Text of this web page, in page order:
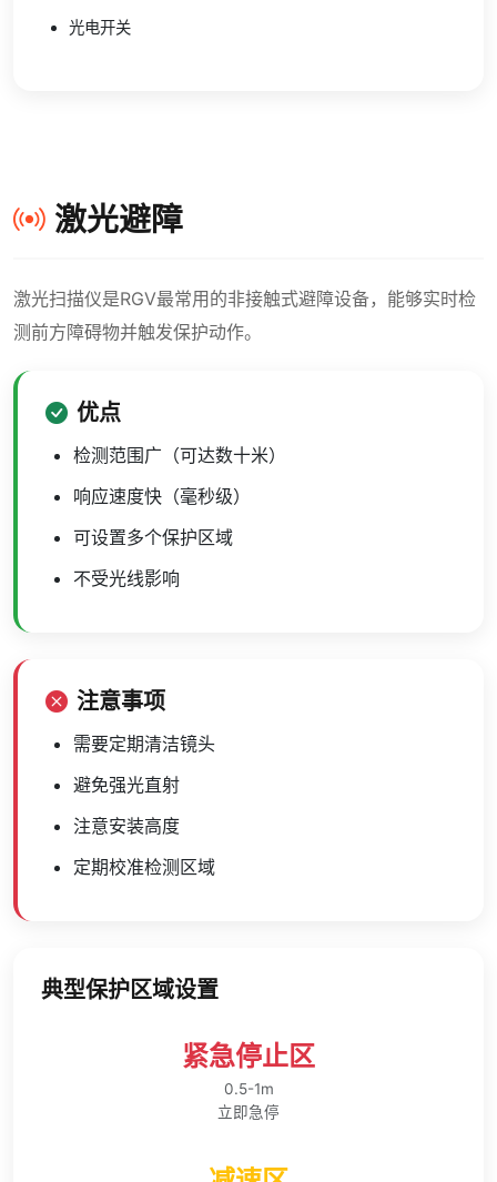
光电开关
激光避障
激光扫描仪是RGV最常用的非接触式避障设备，能够实时检
测前方障碍物并触发保护动作。
优点
检测范围广（可达数十米）
响应速度快（毫秒级）
可设置多个保护区域
不受光线影响
注意事项
需要定期清洁镜头
避免强光直射
注意安装高度
定期校准检测区域
典型保护区域设置
紧急停止区
0.5-1m
立即急停